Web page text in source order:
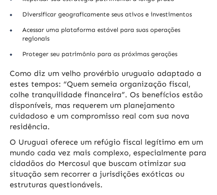
Diversificar geograficamente seus ativos e investimentos
Acessar uma plataforma estável para suas operações
regionais
Proteger seu patrimônio para as próximas gerações
Como diz um velho provérbio uruguaio adaptado a
estes tempos: “Quem semeia organização fiscal,
colhe tranquilidade financeira”. Os benefícios estão
disponíveis, mas requerem um planejamento
cuidadoso e um compromisso real com sua nova
residência.
O Uruguai oferece um refúgio fiscal legítimo em um
mundo cada vez mais complexo, especialmente para
cidadãos do Mercosul que buscam otimizar sua
situação sem recorrer a jurisdições exóticas ou
estruturas questionáveis.